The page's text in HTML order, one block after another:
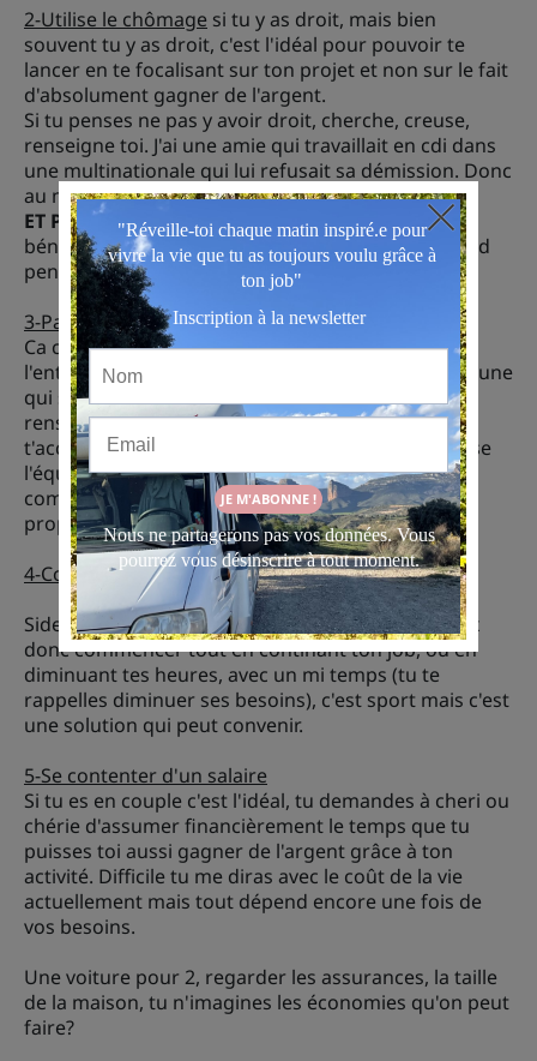
2-Utilise le chômage si tu y as droit, mais bien
souvent tu y as droit, c'est l'idéal pour pouvoir te
lancer en te focalisant sur ton projet et non sur le fait
d'absolument gagner de l'argent.
Si tu penses ne pas y avoir droit, cherche, creuse,
renseigne toi. J'ai une amie qui travaillait en cdi dans
une multinationale qui lui refusait sa démission. Donc
au moment de démisionner, pas de chômage !
ET PUISen se renseignant bien, pour pouvoir en
bénéficier elle avait juste à reprendre un job de cdd
pendant une période 4mois, et bim chomâge.
3-Passe par une couveuse d'entreprise
Ca c'est génnial pour entre dans le grand bain de
l'entreprenariat en douceur ! En Belgique tu en as une
qui s'appelle SMART, ailleurs il faudrait que tu te
renseignes. Les couveuses d'entreprises
t'accompagne tout au long de ton projet et te verse
l'équivalent du chômage et bloque ton CA sur un
compte jusqu'à ce que tu puisses t'envoler de tes
propres elles.
4-Commence en side project
Side project ça veut dire projet sur le coté, tu peux
donc commencer tout en continant ton job, où en
diminuant tes heures, avec un mi temps (tu te
rappelles diminuer ses besoins), c'est sport mais c'est
une solution qui peut convenir.
5-Se contenter d'un salaire
Si tu es en couple c'est l'idéal, tu demandes à cheri ou
chérie d'assumer financièrement le temps que tu
puisses toi aussi gagner de l'argent grâce à ton
activité. Difficile tu me diras avec le coût de la vie
actuellement mais tout dépend encore une fois de
vos besoins.
Une voiture pour 2, regarder les assurances, la taille
de la maison, tu n'imagines les économies qu'on peut
faire?